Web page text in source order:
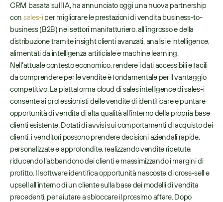
CRM basata sull’IA, ha annunciato oggi una nuova partnership
con sales-i per migliorare le prestazioni di vendita business-to-
business (B2B) nei settori manifatturiero, all’ingrosso e della
distribuzione tramite insight clienti avanzati, analisi e intelligence,
alimentati da intelligenza artificiale e machine learning.
Nell’attuale contesto economico, rendere i dati accessibili e facili
da comprendere per le vendite è fondamentale per il vantaggio
competitivo. La piattaforma cloud di sales intelligence di sales-i
consente ai professionisti delle vendite di identificare e puntare
opportunità di vendita di alta qualità all’interno della propria base
clienti esistente. Dotati di avvisi sui comportamenti di acquisto dei
clienti, i venditori possono prendere decisioni aziendali rapide,
personalizzate e approfondite, realizzando vendite ripetute,
riducendo l’abbandono dei clienti e massimizzando i margini di
profitto. Il software identifica opportunità nascoste di cross-sell e
upsell all’interno di un cliente sulla base dei modelli di vendita
precedenti, per aiutare a sbloccare il prossimo affare. Dopo